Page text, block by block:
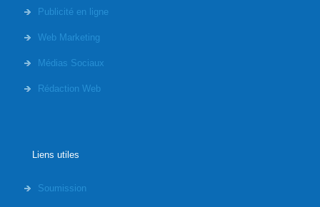
Publicité en ligne
Web Marketing
Médias Sociaux
Rédaction Web
Liens utiles
Soumission